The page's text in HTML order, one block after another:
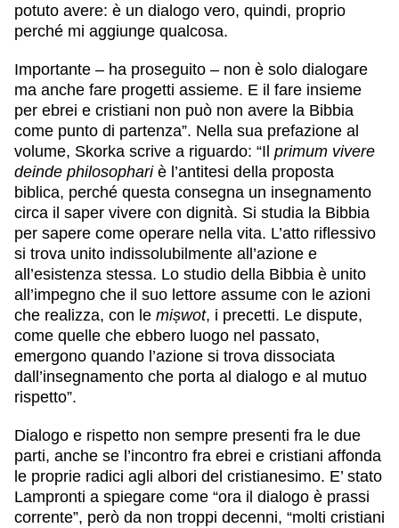
potuto avere: è un dialogo vero, quindi, proprio
perché mi aggiunge qualcosa.
Importante – ha proseguito – non è solo dialogare
ma anche fare progetti assieme. E il fare insieme
per ebrei e cristiani non può non avere la Bibbia
come punto di partenza”. Nella sua prefazione al
volume, Skorka scrive a riguardo: “Il primum vivere
deinde philosophariè l’antitesi della proposta
biblica, perché questa consegna un insegnamento
circa il saper vivere con dignità. Si studia la Bibbia
per sapere come operare nella vita. L’atto riflessivo
si trova unito indissolubilmente all’azione e
all’esistenza stessa. Lo studio della Bibbia è unito
all’impegno che il suo lettore assume con le azioni
che realizza, con le miṣwot, i precetti. Le dispute,
come quelle che ebbero luogo nel passato,
emergono quando l’azione si trova dissociata
dall’insegnamento che porta al dialogo e al mutuo
rispetto”.
Dialogo e rispetto non sempre presenti fra le due
parti, anche se l’incontro fra ebrei e cristiani affonda
le proprie radici agli albori del cristianesimo. E’ stato
Lampronti a spiegare come “ora il dialogo è prassi
corrente”, però da non troppi decenni, “molti cristiani